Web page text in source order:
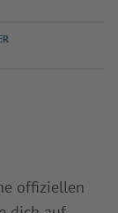
offiziellen